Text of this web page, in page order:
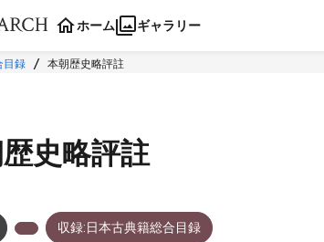
ホーム ギャラリー
目録 本朝歴史略評註
史略評註
収録:日本古典籍総合目録